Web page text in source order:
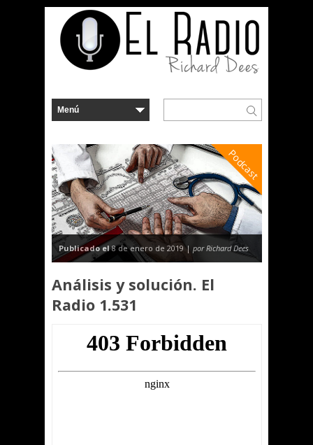
Podcast
Publicado el8 de enero de 2019 | por Richard Dees
Análisis y solución. El
Radio 1.531